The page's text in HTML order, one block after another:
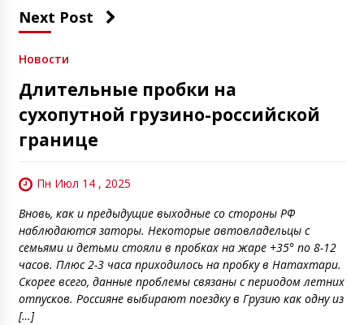
Next Post
Новости
Длительные пробки на
сухопутной грузино-российской
границе
Пн Июл 14 , 2025
Вновь, как и предыдущие выходные со стороны РФ
наблюдаются заторы. Некоторые автовладельцы с
семьями и детьми стояли в пробках на жаре +35° по 8-12
часов. Плюс 2-3 часа приходилось на пробку в Натахтари.
Скорее всего, данные проблемы связаны с периодом летних
отпусков. Россияне выбирают поездку в Грузию как одну из
[…]